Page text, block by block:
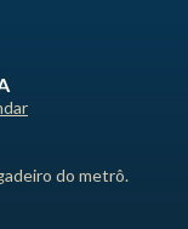
do metrô.